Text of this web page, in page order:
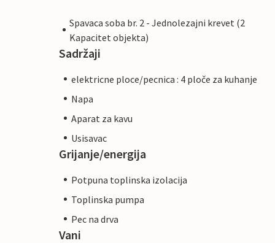
Spavaca soba br. 2 - Jednolezajni krevet (2
Kapacitet objekta)
Sadržaji
elektricne ploce/pecnica : 4 ploče za kuhanje
Napa
Aparat za kavu
Usisavac
Grijanje/energija
Potpuna toplinska izolacija
Toplinska pumpa
Pec na drva
Vani